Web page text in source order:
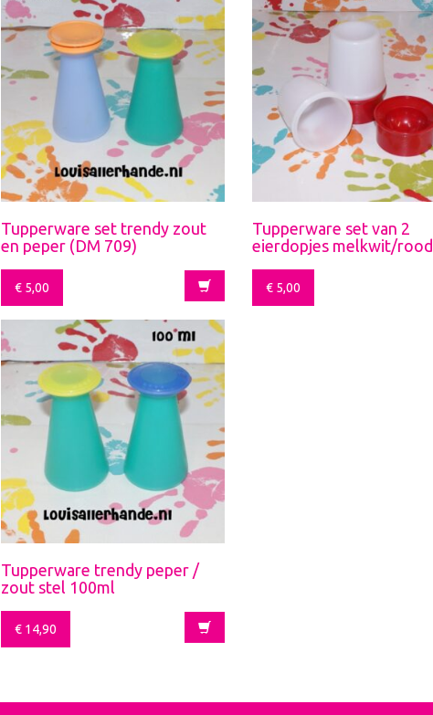
Tupperware set trendy zout
en peper (DM 709)
€ 5,00
Tupperware set van 2
eierdopjes melkwit/rood
€5,00
Tupperware trendy peper /
zout stel 100ml
€ 14,90